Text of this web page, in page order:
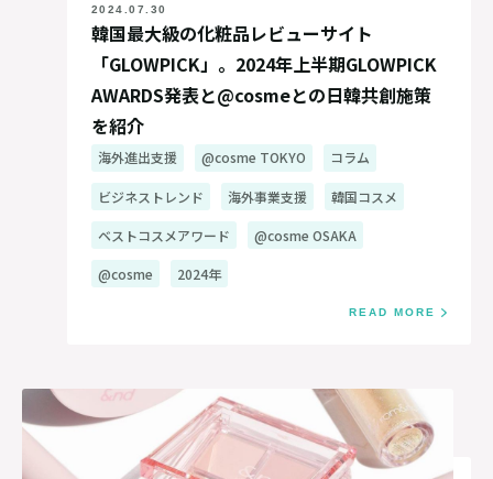
2024.07.30
韓国最大級の化粧品レビューサイト
「GLOWPICK」。2024年上半期GLOWPICK
AWARDS発表と@cosmeとの日韓共創施策
を紹介
海外進出支援 @cosme TOKYO コラム
ビジネストレンド 海外事業支援 韓国コスメ
ベストコスメアワード @cosme OSAKA
@cosme 2024年
READ MORE